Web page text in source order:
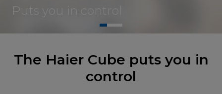
Puts you in control
The Haier Cube puts you in
control